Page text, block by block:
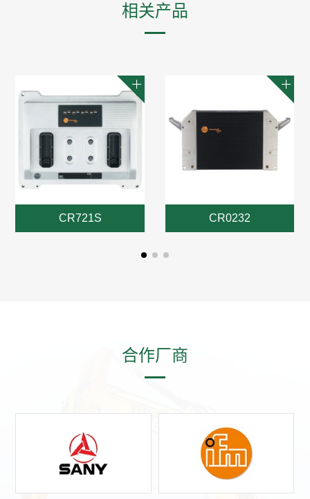
相关产品
CR721S CR0232
合作厂商